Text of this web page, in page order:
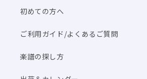
初めての方へ
ご利用ガイド/よくあるご質問
楽譜の探し方